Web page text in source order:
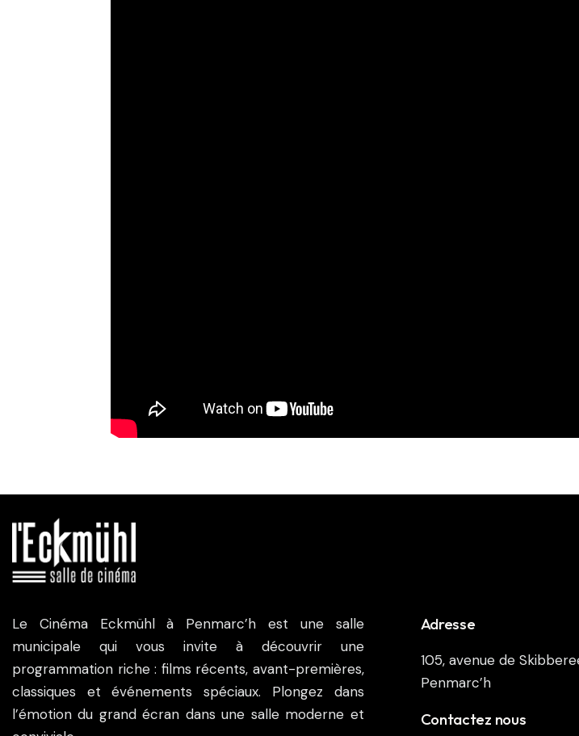
Le Cinéma Eckmühl à Penmarc’h est une salle
municipale qui vous invite à découvrir une
programmation riche : films récents, avant-premières,
classiques et événements spéciaux. Plongez dans
l’émotion du grand écran dans une salle moderne et
Adresse
105, avenue de
Penmarc’h
Contactez nous